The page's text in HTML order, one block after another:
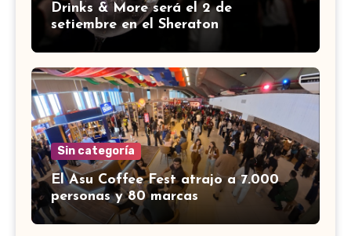
Drinks & More será el 2 de
setiembre en el Sheraton
Sin categoría
El Asu Coffee Fest atrajo a 7.000
personas y 80 marcas